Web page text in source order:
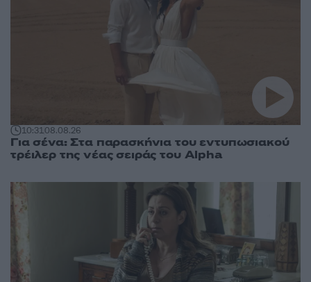
10:3108.08.26
Για σένα: Στα παρασκήνια του εντυπωσιακού
τρέιλερ της νέας σειράς του Alpha